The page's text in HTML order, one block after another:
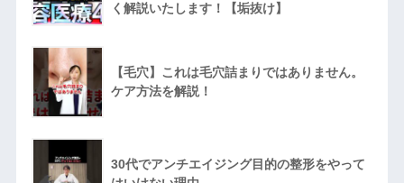
く解説いたします！【垢抜け】
【毛穴】これは毛穴詰まりではありません。
ケア方法を解説！
30代でアンチエイジング目的の整形をやって